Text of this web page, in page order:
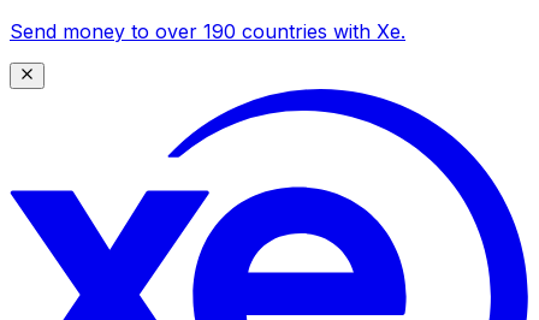
Send money to over 190 countries with Xe.